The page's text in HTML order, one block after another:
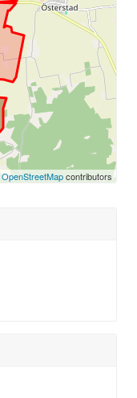
OpenStreetMapcontributors